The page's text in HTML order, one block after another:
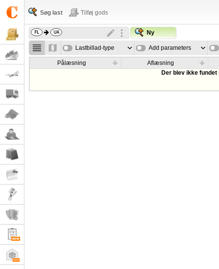
Søg last Tilføj gods
Ny
Lastbillad-type Add parameters
Pålæsning
Aflæsning
Der blev ikke